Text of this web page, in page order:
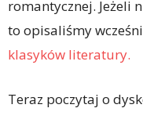
romantycznej. Jeżeli
to opisaliśmy
klasyków literatury.
Teraz poczytaj o